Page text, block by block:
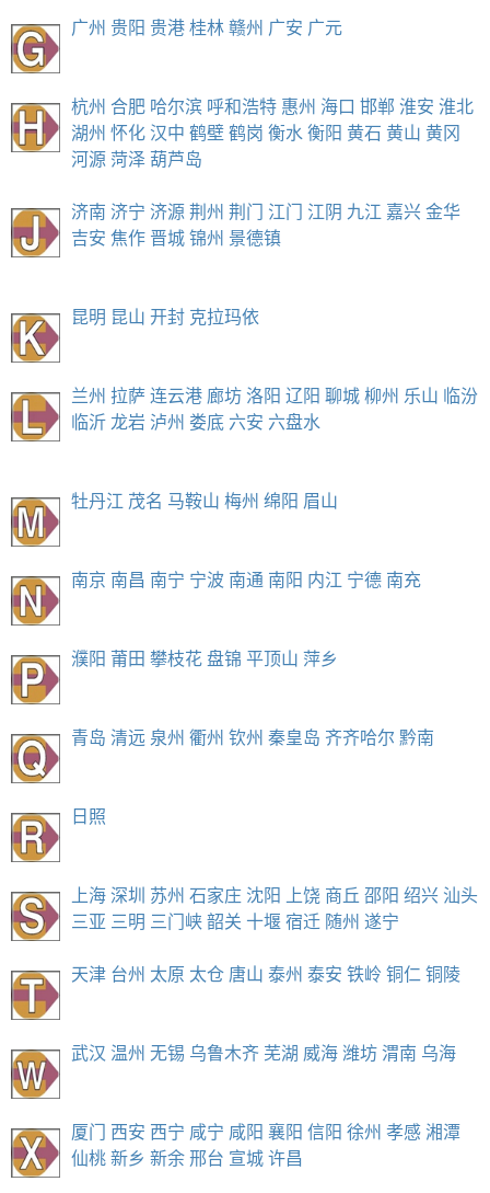
广州 贵阳 贵港 桂林 赣州 广安 广元
杭州 合肥 哈尔滨 呼和浩特 惠州 海口 邯郸 淮安 淮北
湖州 怀化 汉中 鹤壁 鹤岗 衡水 衡阳 黄石 黄山 黄冈
河源 菏泽 葫芦岛
济南 济宁 济源 荆州 荆门 江门 江阴 九江 嘉兴 金华
吉安 焦作 晋城 锦州 景德镇
昆明 昆山 开封 克拉玛依
兰州 拉萨 连云港 廊坊 洛阳 辽阳 聊城 柳州 乐山 临汾
临沂 龙岩 泸州 娄底 六安 六盘水
牡丹江 茂名 马鞍山 梅州 绵阳 眉山
南京 南昌 南宁 宁波 南通 南阳 内江 宁德 南充
濮阳 莆田 攀枝花 盘锦 平顶山 萍乡
青岛 清远 泉州 衢州 钦州 秦皇岛 齐齐哈尔 黔南
日照
上海 深圳 苏州 石家庄 沈阳 上饶 商丘 邵阳 绍兴 汕头
三亚 三明 三门峡 韶关 十堰 宿迁 随州 遂宁
天津 台州 太原 太仓 唐山 泰州 泰安 铁岭 铜仁 铜陵
武汉 温州 无锡 乌鲁木齐 芜湖 威海 潍坊 渭南 乌海
厦门 西安 西宁 咸宁 咸阳 襄阳 信阳 徐州 孝感 湘潭
仙桃 新乡 新余 邢台 宣城 许昌